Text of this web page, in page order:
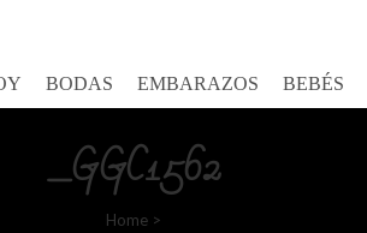
BODAS EMBARAZOS BEBÉS
_GGC1562
Home >